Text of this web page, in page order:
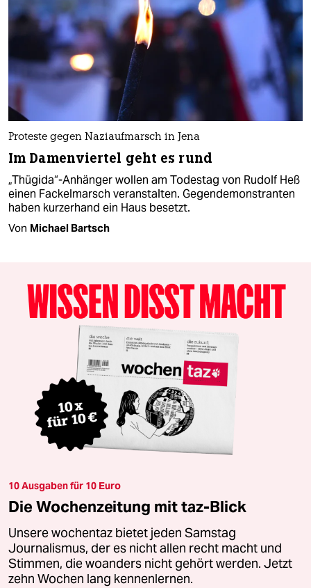
Proteste gegen Naziaufmarsch in Jena
Im Damenviertel geht es rund
„Thügida“-Anhänger wollen am Todestag von Rudolf Heß
einen Fackelmarsch veranstalten. Gegendemonstranten
haben kurzerhand ein Haus besetzt.
Von Michael Bartsch
10 Ausgaben für 10 Euro
Die Wochenzeitung mit taz-Blick
Unsere wochentaz bietet jeden Samstag
Journalismus, der es nicht allen recht macht und
Stimmen, die woanders nicht gehört werden. Jetzt
zehn Wochen lang kennenlernen.